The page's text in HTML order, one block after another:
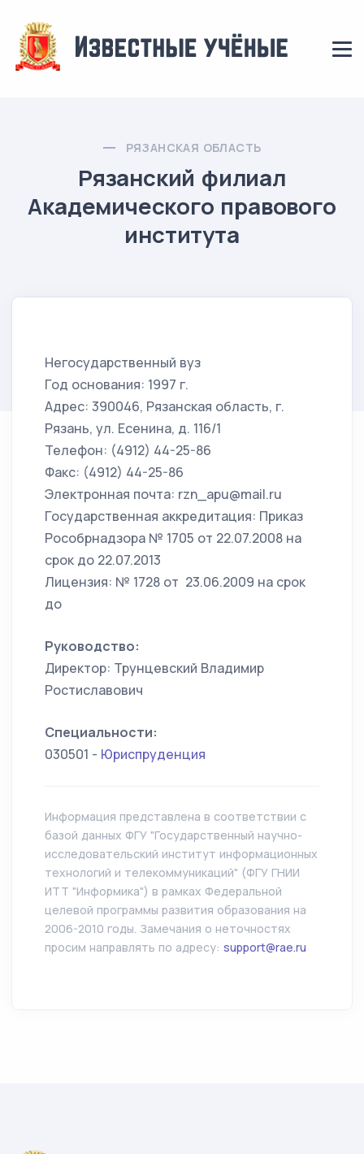
РЯЗАНСКАЯ ОБЛАСТЬ
Рязанский филиал
Академического правового
института
Негосударственный вуз
Год основания: 1997 г.
Адрес: 390046, Рязанская область, г.
Рязань, ул. Есенина, д. 116/1
Телефон: (4912) 44-25-86
Факс: (4912) 44-25-86
Электронная почта: rzn_apu@mail.ru
Государственная аккредитация: Приказ
Рособрнадзора № 1705 от 22.07.2008 на
срок до 22.07.2013
Лицензия: № 1728 от 23.06.2009 на срок
до
Руководство:
Директор: Трунцевский Владимир
Ростиславович
Специальности:
030501 - Юриспруденция
Информация представлена в соответствии с
базой данных ФГУ "Государственный научно-
исследовательский институт информационных
технологий и телекоммуникаций" (ФГУ ГНИИ
ИТТ "Информика") в рамках Федеральной
целевой программы развития образования на
2006-2010 годы. Замечания о неточностях
просим направлять по адресу: support@rae.ru